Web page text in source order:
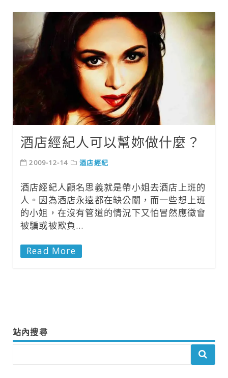
酒店經紀人可以幫妳做什麼？
2009-12-14 酒店經紀
酒店經紀人顧名思義就是帶小姐去酒店上班的
人。因為酒店永遠都在缺公關，而一些想上班
的小姐，在沒有管道的情況下又怕冒然應徵會
被騙或被欺負…
Read More
站內搜尋